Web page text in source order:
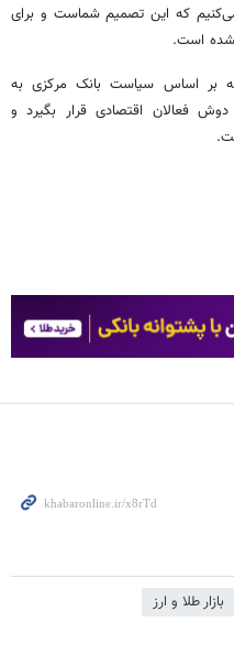
می‌کنیم که این تصمیم شماست و برای
است.
که بر اساس سیاست بانک مرکزی به
فعالان اقتصادی قرار بگیرد و
بازار طلا و ارز